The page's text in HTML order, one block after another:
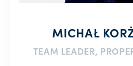
MICHAŁ
TEAM LEADER,